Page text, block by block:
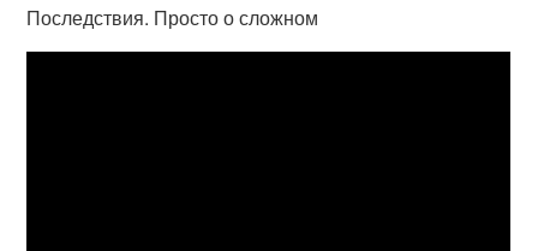
Последствия. Просто о сложном